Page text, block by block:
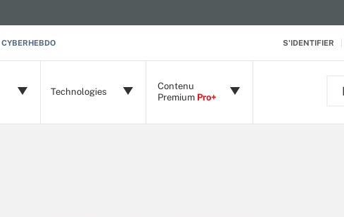
S'IDENTIFIER
CYBERHEBDO
Technologies
Contenu
Premium Pro+